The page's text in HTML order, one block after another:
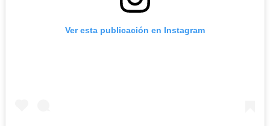
Ver esta publicación en Instagram